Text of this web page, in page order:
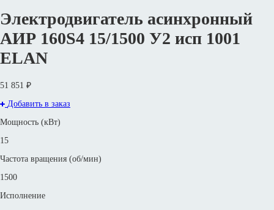
Электродвигатель асинхронный
АИР 160S4 15/1500 У2 исп 1001
ELAN
51 851 ₽
Добавить в заказ
Мощность (кВт)
15
Частота вращения (об/мин)
1500
Исполнение